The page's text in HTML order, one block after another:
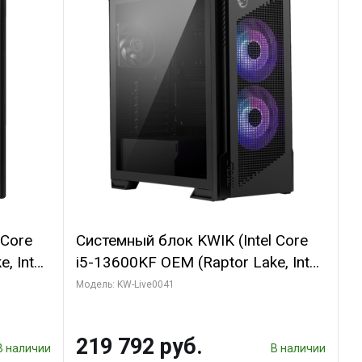
Intel
наличии
Системный блок KWIK (Intel Core
i5-13600KF OEM (Raptor Lake, Intel
7, C14 8EC/6PC/ 16 ГБ ОЗУ (2
256bit 3xDP HD/ 512 ГБ SSD)
Модель: KW-Live0041
219 792 руб. В наличии